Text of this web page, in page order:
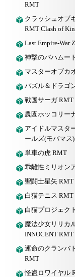
RMT
クラッシュオブ
RMT|Clash of
Last Empire-War
神撃のバハムー
マスターオブカ
パズル＆ドラゴ
戦国サーガ RMT
農園ホッコリー
アイドルマスタ
ールズ(モバマス
単車の虎 RMT
乖離性ミリオン
聖闘士星矢 RMT
白猫テニス RMT
白猫プロジェク
魔法少女リリカ
INNOCENT RMT
運命のクランバ
RMT
怪盗ロワイヤル